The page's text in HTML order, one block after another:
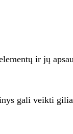
ir jų
gali veikti